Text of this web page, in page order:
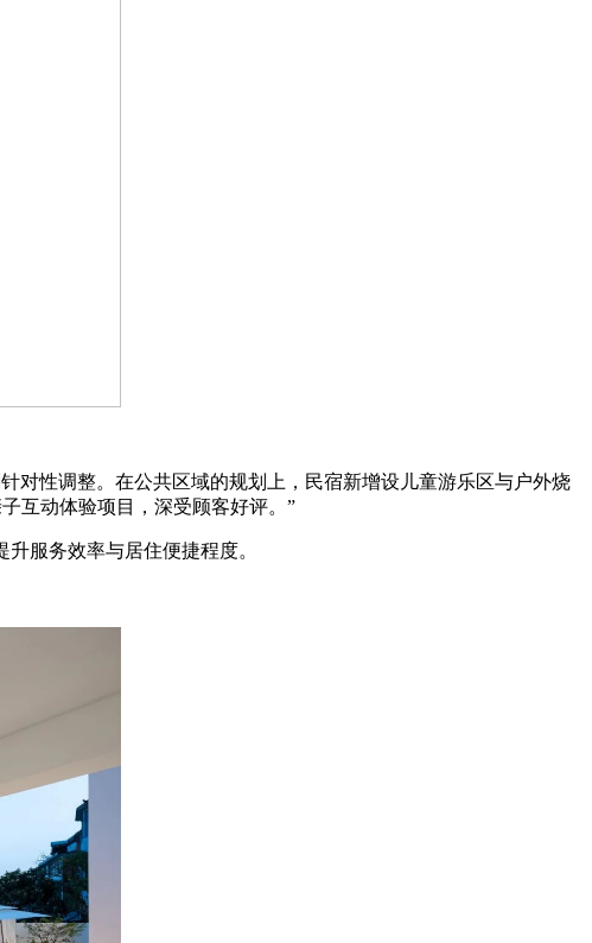
性调整。在公共区域的规划上，民宿新增设儿童游乐区与户外烧
互动体验项目，深受顾客好评。”
服务效率与居住便捷程度。